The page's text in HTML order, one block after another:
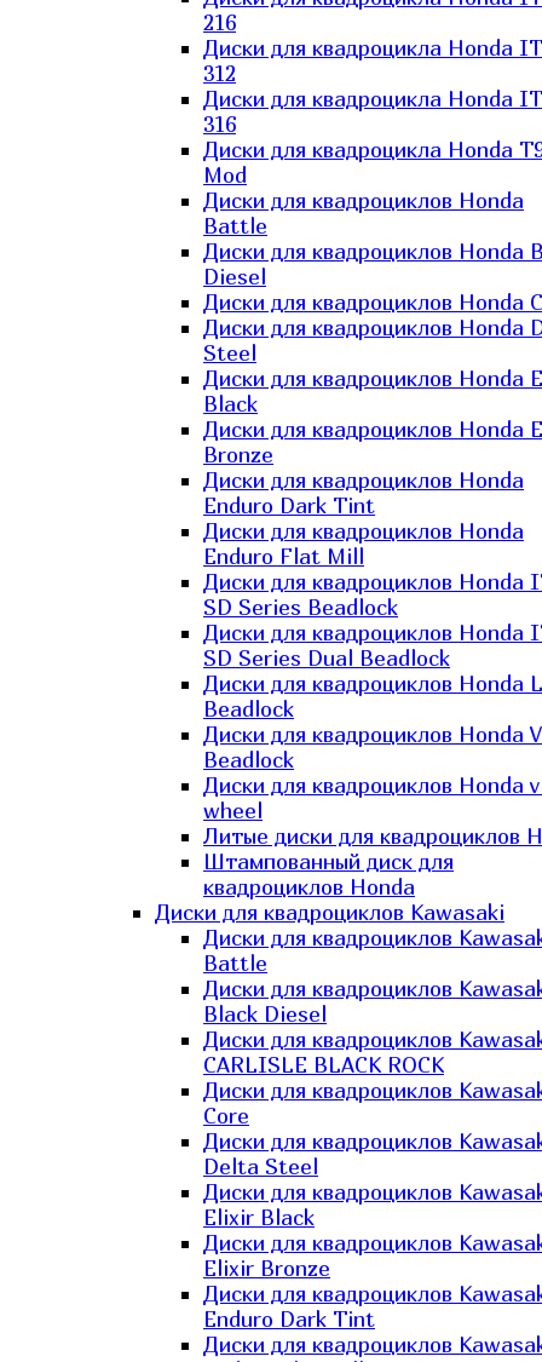
216
Диски для квадроцикла Honda
312
Диски для квадроцикла Honda
316
Диски для квадроцикла Honda
Mod
Диски для квадроциклов Honda
Battle
Диски для квадроциклов Honda
Diesel
Диски для квадроциклов Honda
Диски для квадроциклов Honda
Steel
Диски для квадроциклов Honda
Black
Диски для квадроциклов Honda
Bronze
Диски для квадроциклов Honda
Enduro Dark Tint
Диски для квадроциклов Honda
Enduro Flat Mill
Диски для квадроциклов Honda
SD Series Beadlock
Диски для квадроциклов Honda
SD Series Dual Beadlock
Диски для квадроциклов Honda
Beadlock
Диски для квадроциклов Honda
Beadlock
Диски для квадроциклов Honda
wheel
Литые диски для квадроциклов
Штампованный диск для
квадроциклов Honda
Диски для квадроциклов Kawasaki
Диски для квадроциклов
Battle
Диски для квадроциклов
Black Diesel
Диски для квадроциклов
CARLISLE BLACK ROCK
Диски для квадроциклов
Core
Диски для квадроциклов
Delta Steel
Диски для квадроциклов
Elixir Black
Диски для квадроциклов
Elixir Bronze
Диски для квадроциклов
Enduro Dark Tint
Диски для квадроциклов